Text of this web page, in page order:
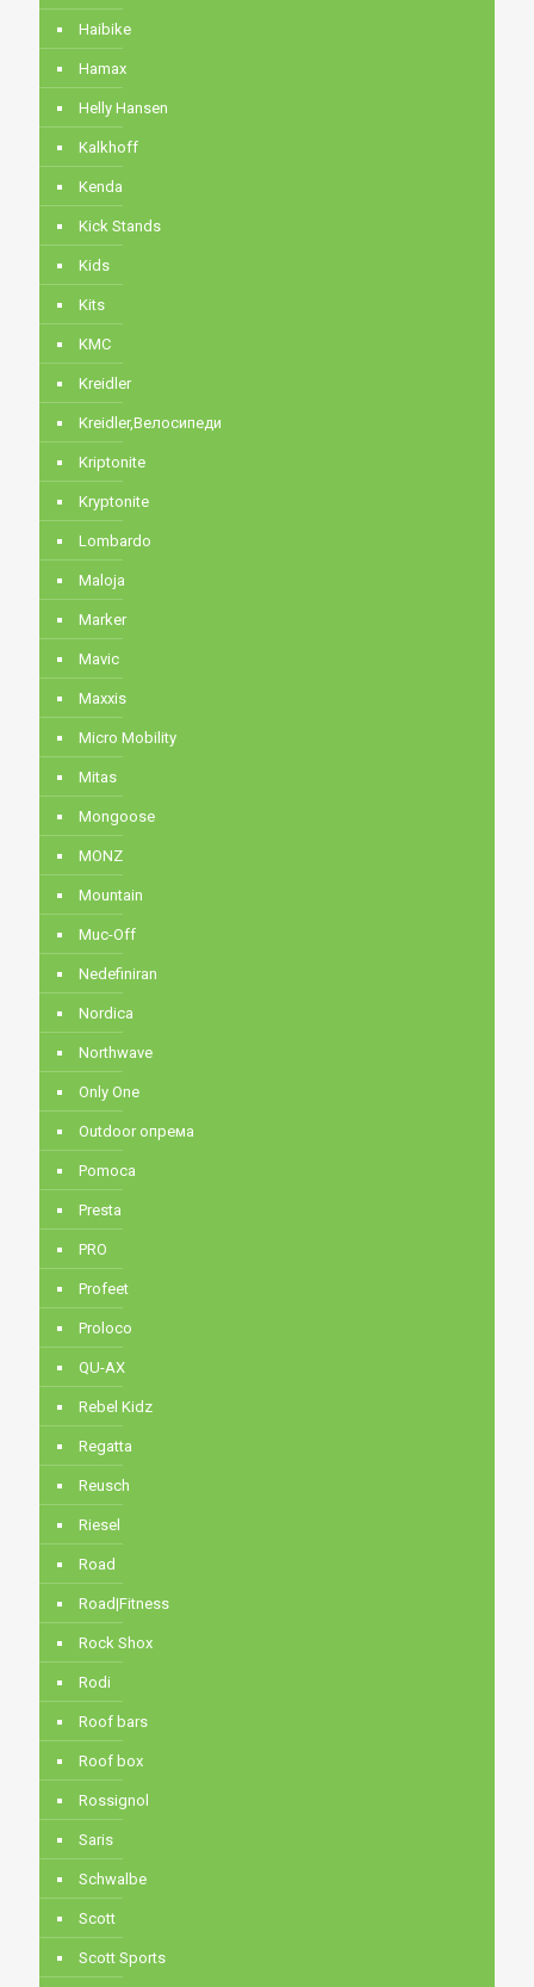
Haibike
Hamax
Helly Hansen
Kalkhoff
Kenda
Kick Stands
Kids
Kits
KMC
Kreidler
Kreidler,Велосипеди
Kriptonite
Kryptonite
Lombardo
Maloja
Marker
Mavic
Maxxis
Micro Mobility
Mitas
Mongoose
MONZ
Mountain
Muc-Off
Nedefiniran
Nordica
Northwave
Only One
Outdoor опрема
Pomoca
Presta
PRO
Profeet
Proloco
QU-AX
Rebel Kidz
Regatta
Reusch
Riesel
Road
Road|Fitness
Rock Shox
Rodi
Roof bars
Roof box
Rossignol
Saris
Schwalbe
Scott
Scott Sports